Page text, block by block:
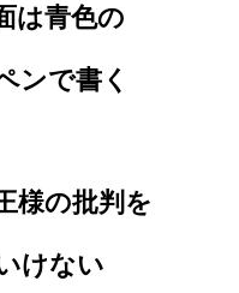
は青色の
ンで書く
様の批判を
けない